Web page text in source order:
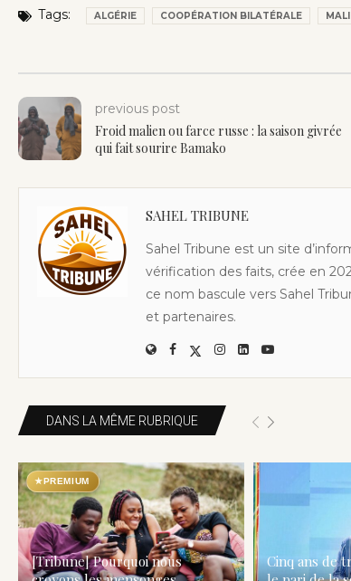
Tags: ALGÉRIE COOPÉRATION BILATÉRALE MALI
previous post
Froid malien ou farce russe : la saison givrée
qui fait sourire Bamako
SAHEL TRIBUNE
Sahel Tribune est un site
vérification des faits, crée en
ce nom bascule vers Sahel
et partenaires.
DANS LA MÊME RUBRIQUE
★ PREMIUM
[Tribune] Pourquoi nous
Cinq ans de